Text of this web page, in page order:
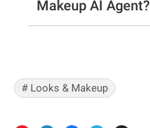
Makeup AI Agent?
# Looks & Makeup